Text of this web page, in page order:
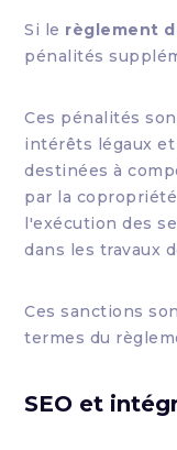
Si le règlement
pénalités
Ces pénalités
intérêts légaux
destinées à
par la
l'exécution des
dans les travaux
Ces sanctions
termes du
SEO et